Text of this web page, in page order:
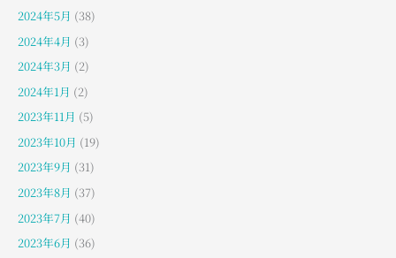
2024年5月 (38)
2024年4月 (3)
2024年3月 (2)
2024年1月 (2)
2023年11月 (5)
2023年10月 (19)
2023年9月 (31)
2023年8月 (37)
2023年7月 (40)
2023年6月 (36)